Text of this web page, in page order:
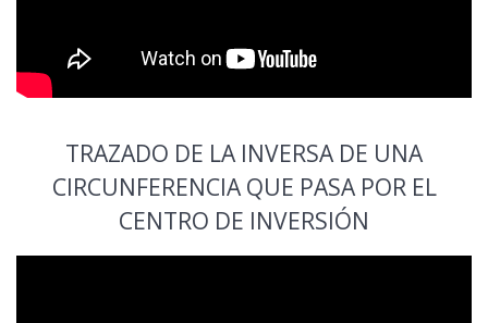
TRAZADO DE LA INVERSA DE UNA
CIRCUNFERENCIA QUE PASA POR EL
CENTRO DE INVERSIÓN